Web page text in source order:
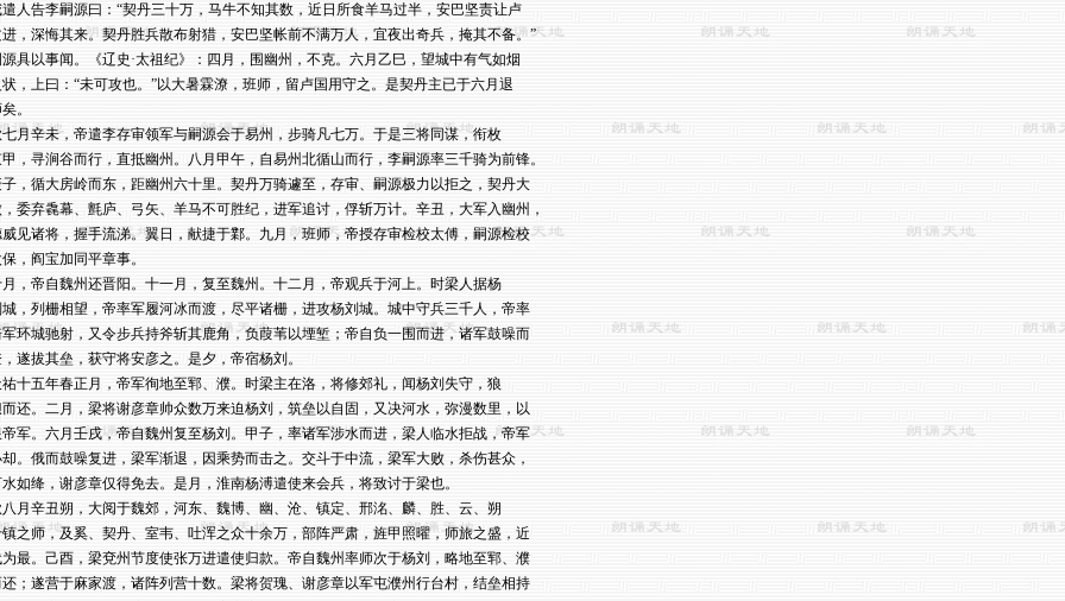
人告李嗣源曰：“契丹三十万，马牛不知其数，近日所食羊马过半，安巴坚责让卢
，深悔其来。契丹胜兵散布射猎，安巴坚帐前不满万人，宜夜出奇兵，掩其不备。”
具以事闻。《辽史·太祖纪》：四月，围幽州，不克。六月乙巳，望城中有气如烟
，上曰：“未可攻也。”以大暑霖潦，班师，留卢国用守之。是契丹主已于六月退
。
月辛未，帝遣李存审领军与嗣源会于易州，步骑凡七万。于是三将同谋，衔枚
，寻涧谷而行，直抵幽州。八月甲午，自易州北循山而行，李嗣源率三千骑为前锋。
，循大房岭而东，距幽州六十里。契丹万骑遽至，存审、嗣源极力以拒之，契丹大
委弃毳幕、氈庐、弓矢、羊马不可胜纪，进军追讨，俘斩万计。辛丑，大军入幽州，
见诸将，握手流涕。翼日，献捷于鄴。九月，班师，帝授存审检校太傅，嗣源检校
，阎宝加同平章事。
，帝自魏州还晋阳。十一月，复至魏州。十二月，帝观兵于河上。时梁人据杨
，列栅相望，帝率军履河冰而渡，尽平诸栅，进攻杨刘城。城中守兵三千人，帝率
环城驰射，又令步兵持斧斩其鹿角，负葭苇以堙堑；帝自负一围而进，诸军鼓噪而
遂拔其垒，获守将安彦之。是夕，帝宿杨刘。
十五年春正月，帝军徇地至郓、濮。时梁主在洛，将修郊礼，闻杨刘失守，狼
还。二月，梁将谢彦章帅众数万来迫杨刘，筑垒以自固，又决河水，弥漫数里，以
军。六月壬戌，帝自魏州复至杨刘。甲子，率诸军涉水而进，梁人临水拒战，帝军
。俄而鼓噪复进，梁军渐退，因乘势而击之。交斗于中流，梁军大败，杀伤甚众，
如绛，谢彦章仅得免去。是月，淮南杨溥遣使来会兵，将致讨于梁也。
月辛丑朔，大阅于魏郊，河东、魏博、幽、沧、镇定、邢洺、麟、胜、云、朔
之师，及奚、契丹、室韦、吐浑之众十余万，部阵严肃，旌甲照曜，师旅之盛，近
最。己酉，梁兗州节度使张万进遣使归款。帝自魏州率师次于杨刘，略地至郓、濮
；遂营于麻家渡，诸阵列营十数。梁将贺瑰、谢彦章以军屯濮州行台村，结垒相持